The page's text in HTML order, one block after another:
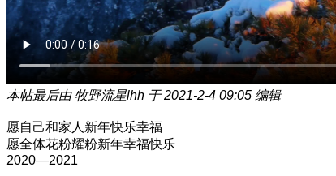
本帖最后由 牧野流星lhh 于 2021-2-4 09:05 编辑
愿自己和家人新年快乐幸福
愿全体花粉耀粉新年幸福快乐
2020—2021